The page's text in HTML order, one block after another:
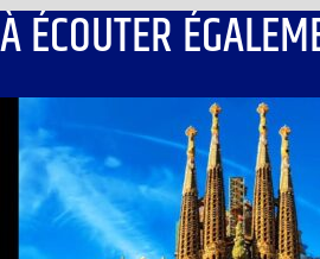
À ÉCOUTER